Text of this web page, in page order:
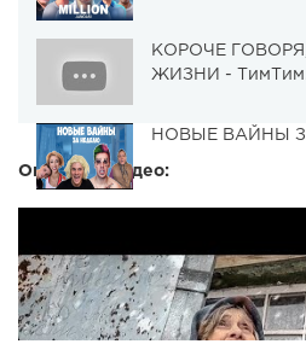
КОРОЧЕ ГОВОРЯ,
ЖИЗНИ -
НОВЫЕ ВАЙНЫ
Описание видео: